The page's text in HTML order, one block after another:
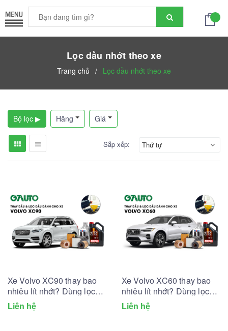
Lọc dầu nhớt theo xe
Trang chủ / Lọc dầu nhớt theo xe
Bộ lọc ▶ Hãng Giá
Sắp xếp: Thứ tự
Xe Volvo XC90 thay bao
nhiêu lít nhớt? Dùng lọc
dầu nhớt nào?
Liên hệ
Xe Volvo XC60 thay bao
nhiêu lít nhớt? Dùng lọc
dầu nhớt nào?
Liên hệ